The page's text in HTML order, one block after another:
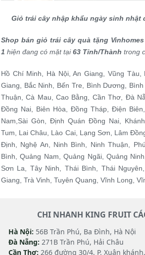
Giỏ trái cây nhập khẩu ngày sinh nhật
Shop bán giỏ trái cây quà tặng
1 hiện đang có mặt tại63 Tỉnh/Thành trong
Hồ Chí Minh, Hà Nội, An Giang, Vũng Tàu,
Giang, Bắc Ninh, Bến Tre, Bình Dương,
Thuận, Cà Mau, Cao Bằng, Cần Thơ, Đà
Đồng Nai, Biên Hòa, Đồng Tháp, Điện
Nam,Sài Gòn, Định Quán Đồng Nai,
Tum, Lai Châu, Lào Cai, Lạng Sơn, Lâm
Định, Nghệ An, Ninh Bình, Ninh Thuận,
Bình, Quảng Nam, Quảng Ngãi, Quảng
Sơn La, Tây Ninh, Thái Bình, Thái
Giang, Trà Vinh, Tuyên Quang, Vĩnh Long,
CHI NHANH KING FRUIT
Hà Nội: 56B Trần Phú, Ba Đình, Hà Nội
Đà Nẵng: 271B Trần Phú, Hải Châu
Cần Thơ: 266 đường 30/4, P. Xuân